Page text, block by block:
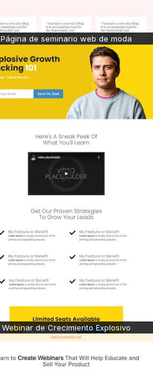
Página de seminario web de moda
Webinar de Crecimiento Explosivo